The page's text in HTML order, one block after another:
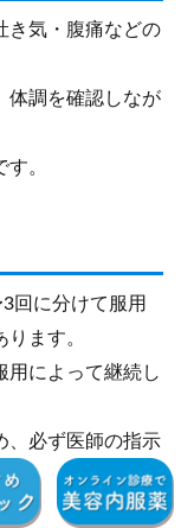
き気・腹痛などの
体調を確認しなが
。
回に分けて服用
ます。
用によって継続し
、必ず医師の指示